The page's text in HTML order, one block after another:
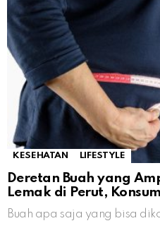
KESEHATAN LIFESTYLE
Deretan Buah yang
Lemak di Perut,
Buah apa saja yang bisa